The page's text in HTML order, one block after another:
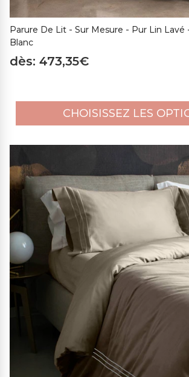
Parure De Lit - Sur Mesure - Pur Lin Lavé
Blanc
dès: 473,35€
CHOISISSEZ LES